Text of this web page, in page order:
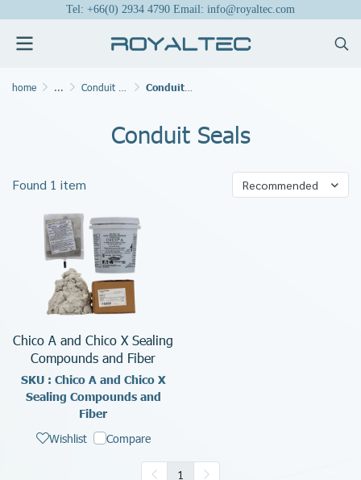
Tel: +66(0) 2934 4790 Email: info@royaltec.com
home ... Conduit Fittings, Cable and Wire Management Conduit Seals
Conduit Seals
Found 1 item Recommended
Chico A and Chico X Sealing
Compounds and Fiber
SKU : Chico A and Chico X
Sealing Compounds and
Fiber
Wishlist Compare
1